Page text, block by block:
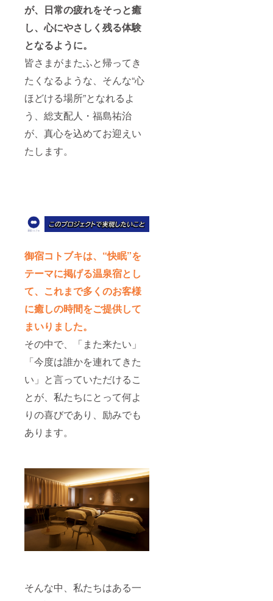
が、日常の疲れをそっと癒
し、心にやさしく残る体験
となるように。
皆さまがまたふと帰ってき
たくなるような、そんな“心
ほどける場所”となれるよ
う、総支配人・福島祐治
が、真心を込めてお迎えい
たします。
御宿コトブキは、“快眠”を
テーマに掲げる温泉宿とし
て、これまで多くのお客様
に癒しの時間をご提供して
まいりました。
その中で、「また来たい」
「今度は誰かを連れてきた
い」と言っていただけるこ
とが、私たちにとって何よ
りの喜びであり、励みでも
あります。
そんな中、私たちはある一